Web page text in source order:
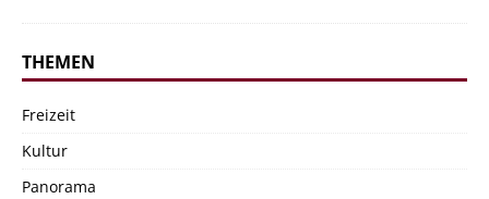
THEMEN
Freizeit
Kultur
Panorama